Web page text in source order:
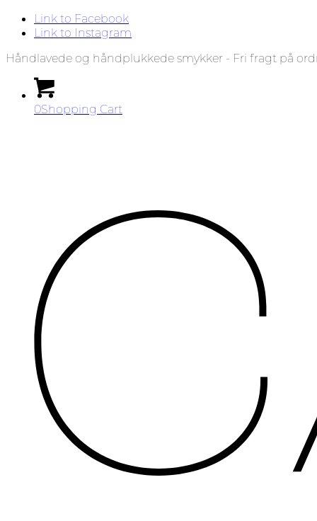
Link to Facebook
Link to Instagram
Håndlavede og håndplukkede smykker - Fri fragt på
0Shopping Cart